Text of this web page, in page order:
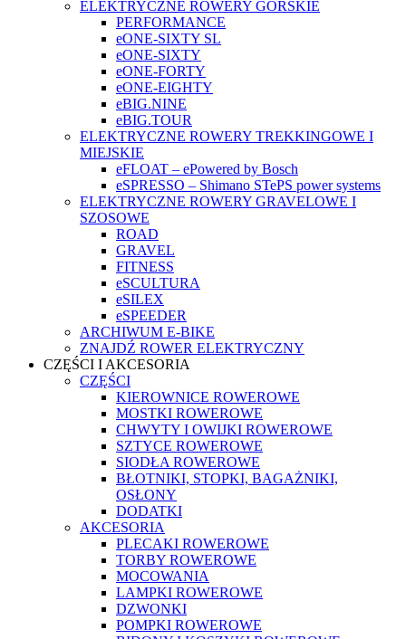
ELEKTRYCZNE ROWERY GÓRSKIE
PERFORMANCE
eONE-SIXTY SL
eONE-SIXTY
eONE-FORTY
eONE-EIGHTY
eBIG.NINE
eBIG.TOUR
ELEKTRYCZNE ROWERY TREKKINGOWE I
MIEJSKIE
eFLOAT – ePowered by Bosch
eSPRESSO – Shimano STePS power systems
ELEKTRYCZNE ROWERY GRAVELOWE I
SZOSOWE
ROAD
GRAVEL
FITNESS
eSCULTURA
eSILEX
eSPEEDER
ARCHIWUM E-BIKE
ZNAJDŹ ROWER ELEKTRYCZNY
CZĘŚCI I AKCESORIA
CZĘŚCI
KIEROWNICE ROWEROWE
MOSTKI ROWEROWE
CHWYTY I OWIJKI ROWEROWE
SZTYCE ROWEROWE
SIODŁA ROWEROWE
BŁOTNIKI, STOPKI, BAGAŻNIKI,
OSŁONY
DODATKI
AKCESORIA
PLECAKI ROWEROWE
TORBY ROWEROWE
MOCOWANIA
LAMPKI ROWEROWE
DZWONKI
POMPKI ROWEROWE